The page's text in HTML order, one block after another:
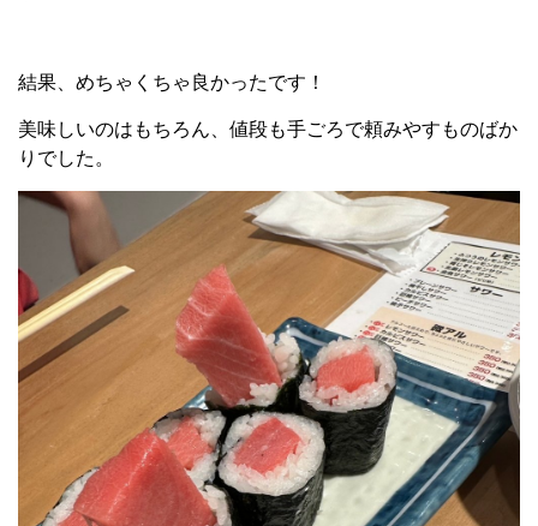
結果、めちゃくちゃ良かったです！
美味しいのはもちろん、値段も手ごろで頼みやすものばか
りでした。